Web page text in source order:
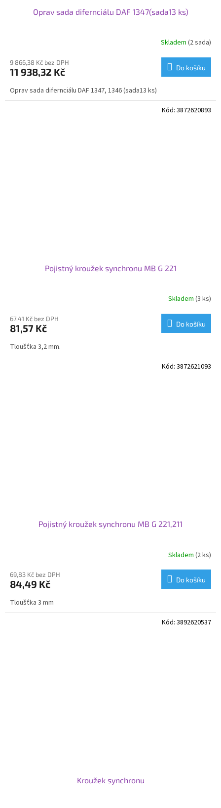
Oprav sada difernciálu DAF 1347(sada13 ks)
Skladem (2 sada)
9 866,38 Kč bez DPH
11 938,32 Kč Do košíku
Oprav sada difernciálu DAF 1347, 1346 (sada13 ks)
Pojistný kroužek synchronu MB G 221
Skladem (3 ks)
67,41 Kč bez DPH
81,57 Kč Do košíku
Tloušťka 3,2 mm.
Kód: 3872620893
Pojistný kroužek synchronu MB G 221,211
Skladem (2 ks)
69,83 Kč bez DPH
84,49 Kč Do košíku
Tloušťka 3 mm
Kód: 3872621093
Kroužek synchronu
Kód: 3892620537